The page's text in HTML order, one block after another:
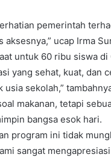
pemerintah
ucap Irma
untuk 60 ribu siswa
yang sehat, kuat, dan
sekolah,”
makanan, tetapi
bangsa esok hari.
program ini tidak
sangat